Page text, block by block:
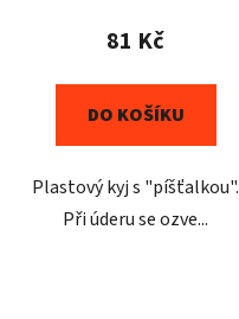
81 Kč
DO KOŠÍKU
Plastový kyj s "píšťalkou".
Při úderu se ozve...